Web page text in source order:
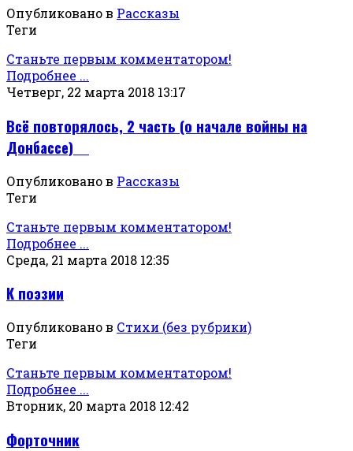
Опубликовано в Рассказы
Теги
Станьте первым комментатором!
Подробнее ...
Четверг, 22 марта 2018 13:17
Всё повторялось, 2 часть (о начале войны на
Донбассе)
Опубликовано в Рассказы
Теги
Станьте первым комментатором!
Подробнее ...
Среда, 21 марта 2018 12:35
К поэзии
Опубликовано в Стихи (без рубрики)
Теги
Станьте первым комментатором!
Подробнее ...
Вторник, 20 марта 2018 12:42
Форточник